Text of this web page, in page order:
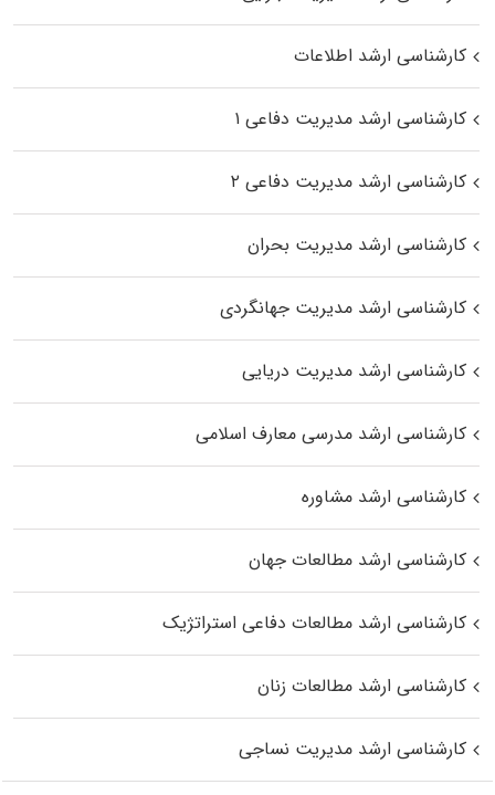
کارشناسی ارشد اطلاعات
کارشناسی ارشد مدیریت دفاعی ۱
کارشناسی ارشد مدیریت دفاعی ۲
کارشناسی ارشد مدیریت بحران
کارشناسی ارشد مدیریت جهانگردی
کارشناسی ارشد مدیریت دریایی
کارشناسی ارشد مدرسی معارف اسلامی
کارشناسی ارشد مشاوره
کارشناسی ارشد مطالعات جهان
کارشناسی ارشد مطالعات دفاعی استراتژیک
کارشناسی ارشد مطالعات زنان
کارشناسی ارشد مدیریت نساجی